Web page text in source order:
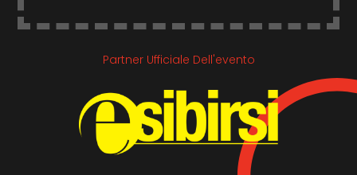
Partner Ufficiale Dell'evento